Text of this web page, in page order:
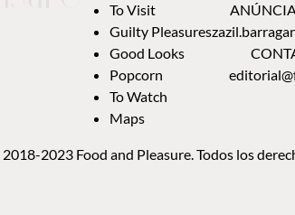
To Visit
Guilty Pleasures
Good Looks
Popcorn
To Watch
Maps
2023 Food and Pleasure. Todos los